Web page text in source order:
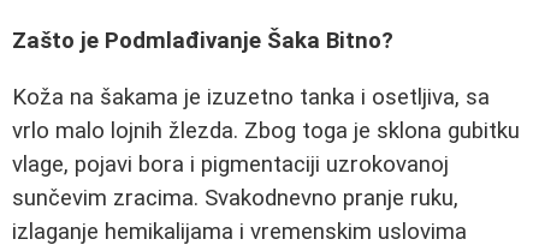
Zašto je Podmlađivanje Šaka Bitno?
Koža na šakama je izuzetno tanka i osetljiva, sa
vrlo malo lojnih žlezda. Zbog toga je sklona gubitku
vlage, pojavi bora i pigmentaciji uzrokovanoj
sunčevim zracima. Svakodnevno pranje ruku,
izlaganje hemikalijama i vremenskim uslovima